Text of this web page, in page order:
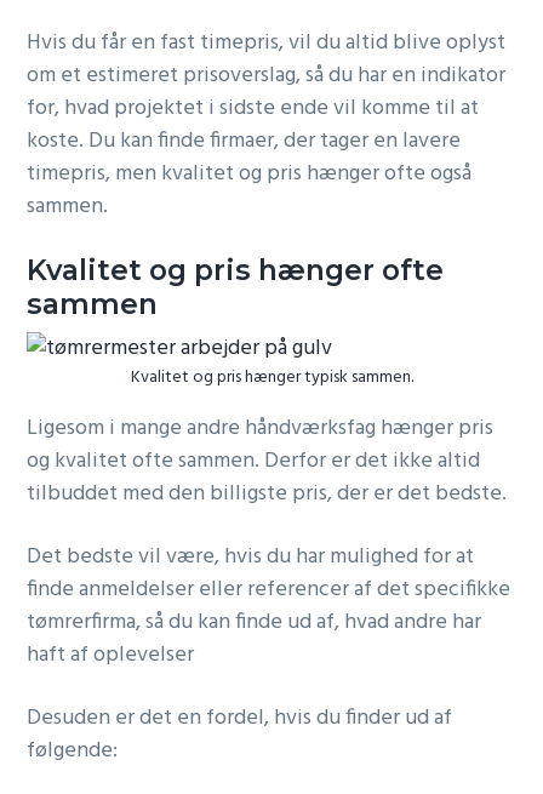
Hvis du får en fast timepris, vil du altid blive oplyst
om et estimeret prisoverslag, så du har en indikator
for, hvad projektet i sidste ende vil komme til at
koste. Du kan finde firmaer, der tager en lavere
timepris, men kvalitet og pris hænger ofte også
sammen.
Kvalitet og pris hænger ofte
sammen
Kvalitet og pris hænger typisk sammen.
Ligesom i mange andre håndværksfag hænger pris
og kvalitet ofte sammen. Derfor er det ikke altid
tilbuddet med den billigste pris, der er det bedste.
Det bedste vil være, hvis du har mulighed for at
finde anmeldelser eller referencer af det specifikke
tømrerfirma, så du kan finde ud af, hvad andre har
haft af oplevelser
Desuden er det en fordel, hvis du finder ud af
følgende: